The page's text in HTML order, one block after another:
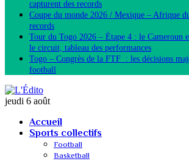
capturent des records
Coupe du monde 2026 / Mexique – Afrique
records
Tour du Togo 2026 – Étape 4 : le Cameroun
le circuit, tableau des performances
Togo – Congrès de la FTF : les décisions
football
jeudi 6 août
Accueil
Sports collectifs
Football
Basketball